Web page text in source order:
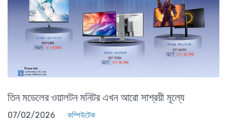
তিন মডেলের ওয়ালটন মনিটর এখন আরো সাশ্রয়ী মূল্যে
07/02/2026 কম্পিউটেক